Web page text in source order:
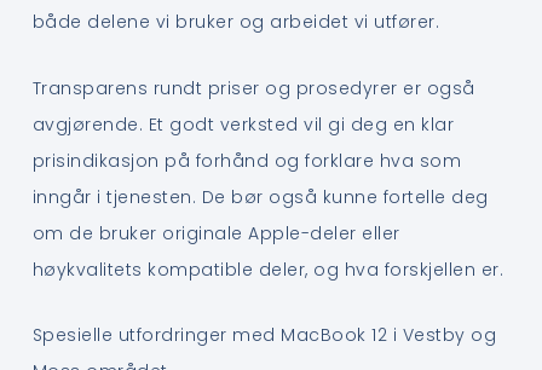
både delene vi bruker og arbeidet vi utfører.
Transparens rundt priser og prosedyrer er også
avgjørende. Et godt verksted vil gi deg en klar
prisindikasjon på forhånd og forklare hva som
inngår i tjenesten. De bør også kunne fortelle deg
om de bruker originale Apple-deler eller
høykvalitets kompatible deler, og hva forskjellen er.
Spesielle utfordringer med MacBook 12 i Vestby og